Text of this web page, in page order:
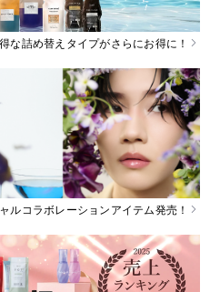
な詰め替えタイプがさらにお得に！
ルコラボレーションアイテム発売！